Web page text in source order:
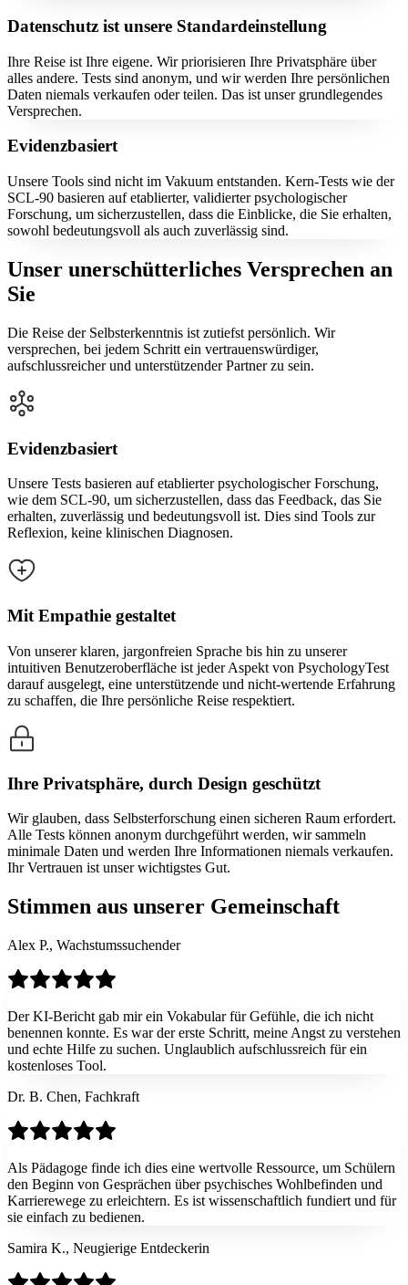
Datenschutz ist unsere Standardeinstellung
Ihre Reise ist Ihre eigene. Wir priorisieren Ihre Privatsphäre über
alles andere. Tests sind anonym, und wir werden Ihre persönlichen
Daten niemals verkaufen oder teilen. Das ist unser grundlegendes
Versprechen.
Evidenzbasiert
Unsere Tools sind nicht im Vakuum entstanden. Kern-Tests wie der
SCL-90 basieren auf etablierter, validierter psychologischer
Forschung, um sicherzustellen, dass die Einblicke, die Sie erhalten,
sowohl bedeutungsvoll als auch zuverlässig sind.
Unser unerschütterliches Versprechen an
Sie
Die Reise der Selbsterkenntnis ist zutiefst persönlich. Wir
versprechen, bei jedem Schritt ein vertrauenswürdiger,
aufschlussreicher und unterstützender Partner zu sein.
Evidenzbasiert
Unsere Tests basieren auf etablierter psychologischer Forschung,
wie dem SCL-90, um sicherzustellen, dass das Feedback, das Sie
erhalten, zuverlässig und bedeutungsvoll ist. Dies sind Tools zur
Reflexion, keine klinischen Diagnosen.
Mit Empathie gestaltet
Von unserer klaren, jargonfreien Sprache bis hin zu unserer
intuitiven Benutzeroberfläche ist jeder Aspekt von PsychologyTest
darauf ausgelegt, eine unterstützende und nicht-wertende Erfahrung
zu schaffen, die Ihre persönliche Reise respektiert.
Ihre Privatsphäre, durch Design geschützt
Wir glauben, dass Selbsterforschung einen sicheren Raum erfordert.
Alle Tests können anonym durchgeführt werden, wir sammeln
minimale Daten und werden Ihre Informationen niemals verkaufen.
Ihr Vertrauen ist unser wichtigstes Gut.
Stimmen aus unserer Gemeinschaft
Alex P., Wachstumssuchender
Der KI-Bericht gab mir ein Vokabular für Gefühle, die ich nicht
benennen konnte. Es war der erste Schritt, meine Angst zu verstehen
und echte Hilfe zu suchen. Unglaublich aufschlussreich für ein
kostenloses Tool.
Dr. B. Chen, Fachkraft
Als Pädagoge finde ich dies eine wertvolle Ressource, um Schülern
den Beginn von Gesprächen über psychisches Wohlbefinden und
Karrierewege zu erleichtern. Es ist wissenschaftlich fundiert und für
sie einfach zu bedienen.
Samira K., Neugierige Entdeckerin